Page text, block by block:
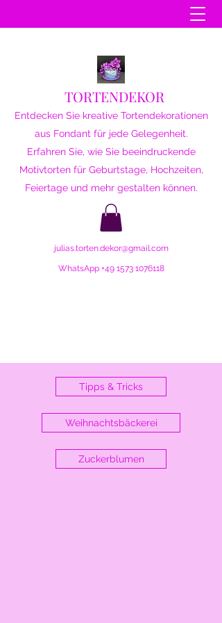
TORTENDEKOR
Entdecken Sie kreative Tortendekorationen
aus Fondant für jede Gelegenheit.
Erfahren Sie, wie Sie beeindruckende
Motivtorten für Geburtstage, Hochzeiten,
Feiertage und mehr gestalten können.
julias.torten.dekor@gmail.com
WhatsApp +49 1573 1076118
Tipps & Tricks
Weihnachtsbäckerei
Zuckerblumen